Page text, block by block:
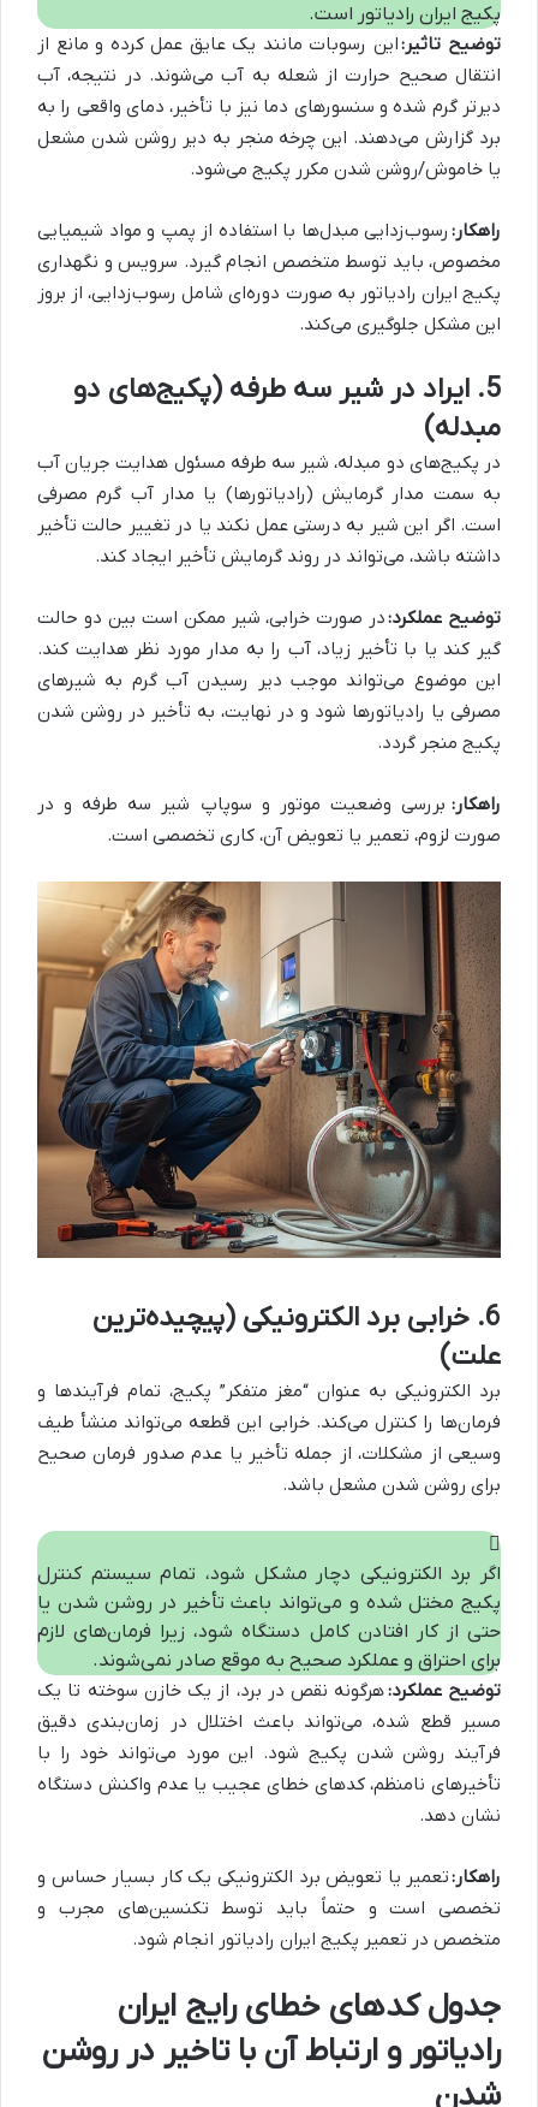
پکیج ایران رادیاتور است.
توضیح تاثیر:این رسوبات مانند یک عایق عمل کرده و مانع از
انتقال صحیح حرارت از شعله به آب می‌شوند. در نتیجه، آب
دیرتر گرم شده و سنسورهای دما نیز با تأخیر، دمای واقعی را به
برد گزارش می‌دهند. این چرخه منجر به دیر روشن شدن مشعل
یا خاموش/روشن شدن مکرر پکیج می‌شود.
راهکار: رسوب‌زدایی مبدل‌ها با استفاده از پمپ و مواد شیمیایی
مخصوص، باید توسط متخصص انجام گیرد. سرویس و نگهداری
پکیج ایران رادیاتور به صورت دوره‌ای شامل رسوب‌زدایی، از بروز
این مشکل جلوگیری می‌کند.
5. ایراد در شیر سه طرفه (پکیج‌های دو
مبدله)
در پکیج‌های دو مبدله، شیر سه طرفه مسئول هدایت جریان آب
به سمت مدار گرمایش (رادیاتورها) یا مدار آب گرم مصرفی
است. اگر این شیر به درستی عمل نکند یا در تغییر حالت تأخیر
داشته باشد، می‌تواند در روند گرمایش تأخیر ایجاد کند.
توضیح عملکرد:در صورت خرابی، شیر ممکن است بین دو حالت
گیر کند یا با تأخیر زیاد، آب را به مدار مورد نظر هدایت کند.
این موضوع می‌تواند موجب دیر رسیدن آب گرم به شیرهای
مصرفی یا رادیاتورها شود و در نهایت، به تأخیر در روشن شدن
پکیج منجر گردد.
راهکار: بررسی وضعیت موتور و سوپاپ شیر سه طرفه و در
صورت لزوم، تعمیر یا تعویض آن، کاری تخصصی است.
6. خرابی برد الکترونیکی (پیچیده‌ترین
علت)
برد الکترونیکی به عنوان “مغز متفکر” پکیج، تمام فرآیندها و
فرمان‌ها را کنترل می‌کند. خرابی این قطعه می‌تواند منشأ طیف
وسیعی از مشکلات، از جمله تأخیر یا عدم صدور فرمان صحیح
برای روشن شدن مشعل باشد.
اگر برد الکترونیکی دچار مشکل شود، تمام سیستم کنترل
پکیج مختل شده و می‌تواند باعث تأخیر در روشن شدن یا
حتی از کار افتادن کامل دستگاه شود، زیرا فرمان‌های لازم
برای احتراق و عملکرد صحیح به موقع صادر نمی‌شوند.
توضیح عملکرد:هرگونه نقص در برد، از یک خازن سوخته تا یک
مسیر قطع شده، می‌تواند باعث اختلال در زمان‌بندی دقیق
فرآیند روشن شدن پکیج شود. این مورد می‌تواند خود را با
تأخیرهای نامنظم، کدهای خطای عجیب یا عدم واکنش دستگاه
نشان دهد.
راهکار:تعمیر یا تعویض برد الکترونیکی یک کار بسیار حساس و
تخصصی است و حتماً باید توسط تکنسین‌های مجرب و
متخصص در تعمیر پکیج ایران رادیاتور انجام شود.
جدول کدهای خطای رایج ایران
رادیاتور و ارتباط آن با تاخیر در روشن
شدن